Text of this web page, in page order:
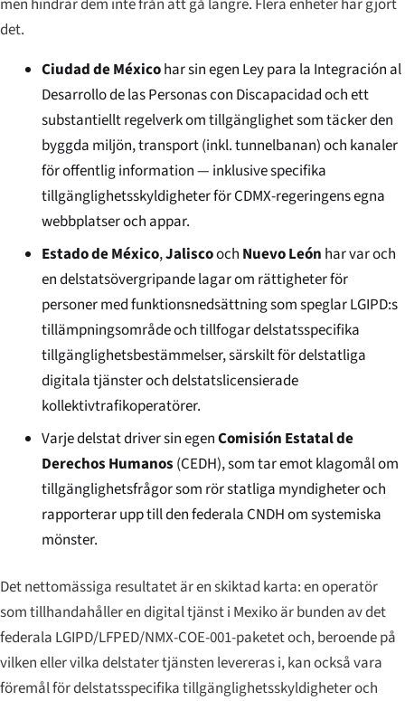
det.
Ciudad de Méxicohar sin egen Ley para la Integración al
Desarrollo de las Personas con Discapacidad och ett
substantiellt regelverk om tillgänglighet som täcker den
byggda miljön, transport (inkl. tunnelbanan) och kanaler
för offentlig information — inklusive specifika
tillgänglighetsskyldigheter för CDMX-regeringens egna
webbplatser och appar.
Estado de México,Jaliscooch Nuevo León har var och
en delstatsövergripande lagar om rättigheter för
personer med funktionsnedsättning som speglar LGIPD:s
tillämpningsområde och tillfogar delstatsspecifika
tillgänglighetsbestämmelser, särskilt för delstatliga
digitala tjänster och delstatslicensierade
kollektivtrafikoperatörer.
Varje delstat driver sin egenComisión Estatal de
Derechos Humanos (CEDH), som tar emot klagomål om
tillgänglighetsfrågor som rör statliga myndigheter och
rapporterar upp till den federala CNDH om systemiska
mönster.
Det nettomässiga resultatet är en skiktad karta: en operatör
som tillhandahåller en digital tjänst i Mexiko är bunden av det
federala LGIPD/LFPED/NMX-COE-001-paketet och, beroende på
vilken eller vilka delstater tjänsten levereras i, kan också vara
föremål för delstatsspecifika tillgänglighetsskyldigheter och